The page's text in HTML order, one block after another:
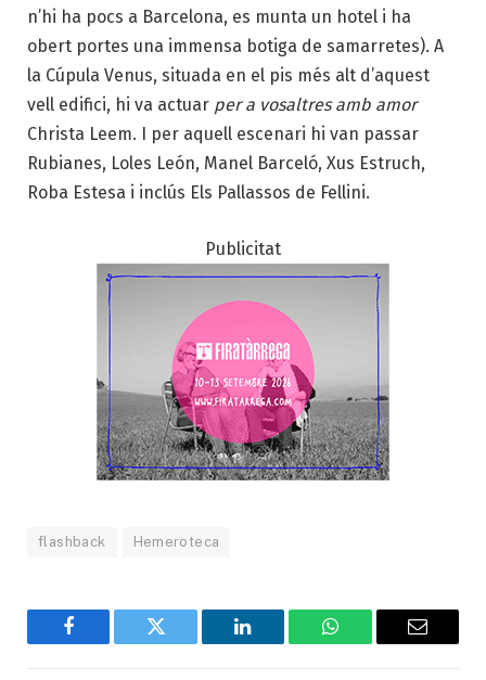
n’hi ha pocs a Barcelona, es munta un hotel i ha
obert portes una immensa botiga de samarretes). A
la Cúpula Venus, situada en el pis més alt d’aquest
vell edifici, hi va actuar per a vosaltres amb amor
Christa Leem. I per aquell escenari hi van passar
Rubianes, Loles León, Manel Barceló, Xus Estruch,
Roba Estesa i inclús Els Pallassos de Fellini.
Publicitat
flashback Hemeroteca
Facebook Twitter LinkedIn WhatsAppEmail